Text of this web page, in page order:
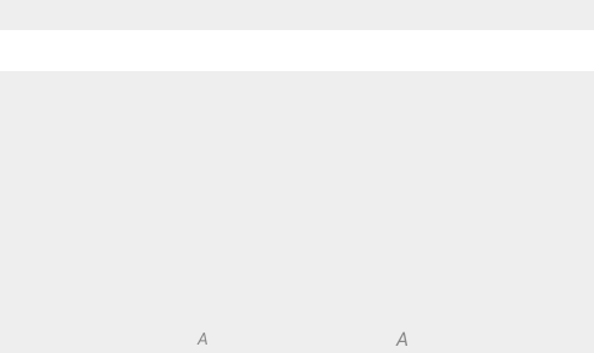
A A